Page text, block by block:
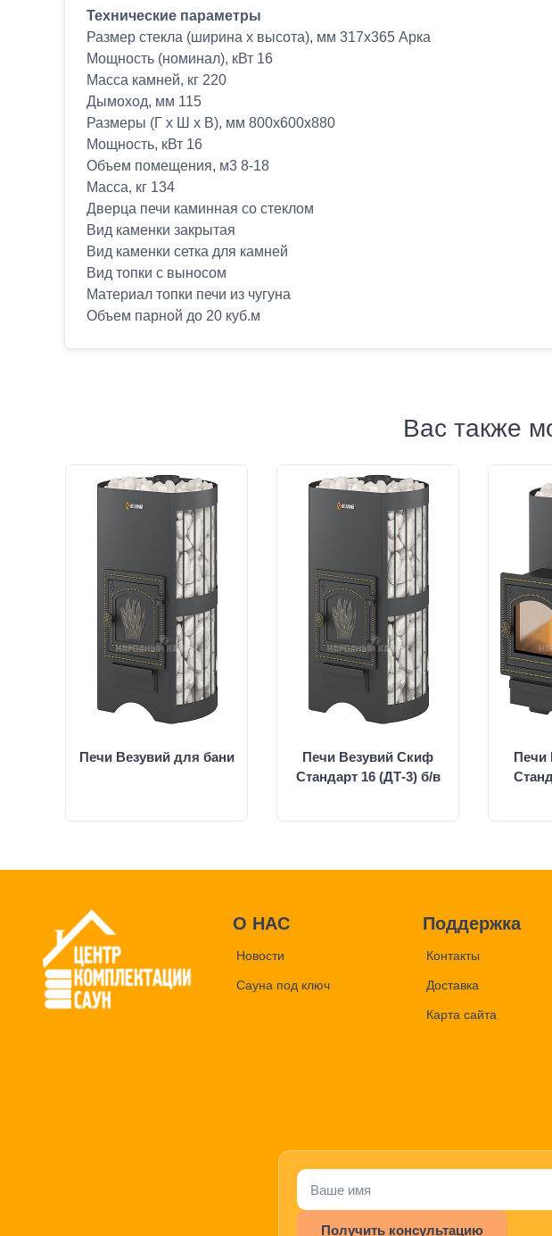
Технические параметры
Размер стекла (ширина х высота), мм 317х365 Арка
Мощность (номинал), кВт 16
Масса камней, кг 220
Дымоход, мм 115
Размеры (Г х Ш х В), мм 800х600х880
Мощность, кВт 16
Объем помещения, м3 8-18
Масса, кг 134
Дверца печи каминная со стеклом
Вид каменки закрытая
Вид каменки сетка для камней
Вид топки с выносом
Материал топки печи из чугуна
Объем парной до 20 куб.м
Вас также
Печи Везувий для бани
Печи Везувий Скиф
Стандарт 16 (ДТ-3) б/в
Печи
О НАС
Новости
Сауна под ключ
Поддержка
Контакты
Доставка
Карта сайта
Получить консультацию